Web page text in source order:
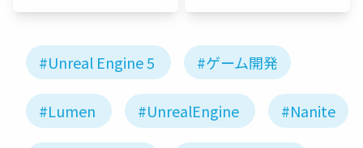
#Unreal Engine 5 #ゲーム開発
#Lumen #UnrealEngine #Nanite